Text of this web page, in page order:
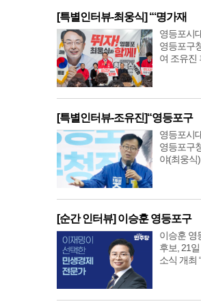
[특별인터뷰-최웅식] “‘명가재
영등포시
영등포구
여 조유진
[특별인터뷰-조유진]“영등포구
영등포시
영등포구
야(최웅식
[순간 인터뷰] 이승훈 영등포구
이승훈 영
후보, 21
소식 개최